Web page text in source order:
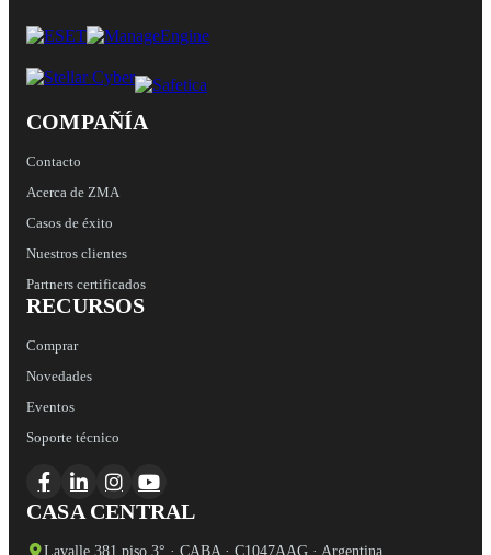
COMPAÑÍA
Contacto
Acerca de ZMA
Casos de éxito
Nuestros clientes
Partners certificados
RECURSOS
Comprar
Novedades
Eventos
Soporte técnico
CASA CENTRAL
Lavalle 381 piso 3° · CABA · C1047AAG · Argentina